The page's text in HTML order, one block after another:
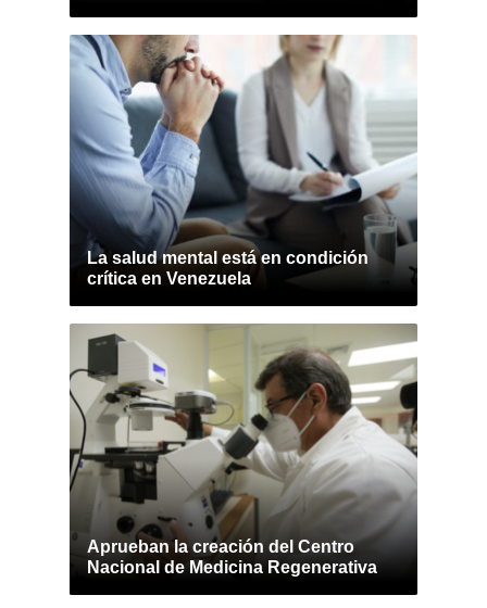
La salud mental está en condición
crítica en Venezuela
Aprueban la creación del Centro
Nacional de Medicina Regenerativa